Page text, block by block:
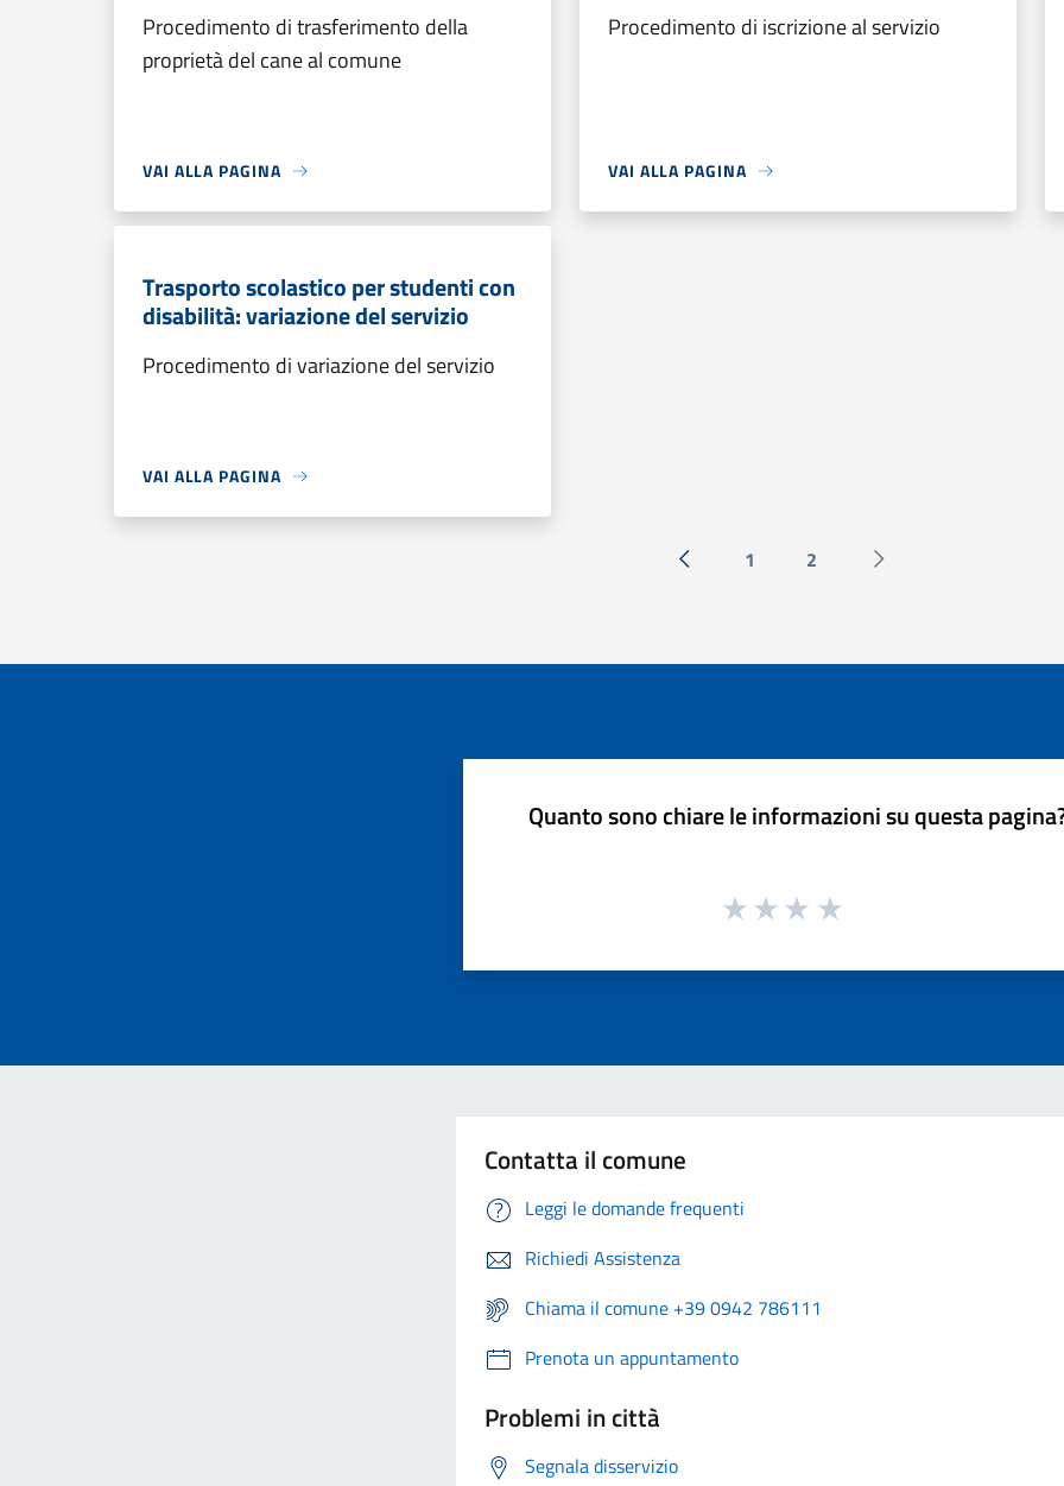
Procedimento di trasferimento della
proprietà del cane al comune
VAI ALLA PAGINA
Procedimento di iscrizione al servizio
VAI ALLA PAGINA
Trasporto scolastico per studenti con
disabilità: variazione del servizio
Procedimento di variazione del servizio
VAI ALLA PAGINA
« Precedente
1 2
Successiva »
Quanto sono chiare le informazioni su questa
Contatta il comune
Leggi le domande frequenti
Richiedi Assistenza
Chiama il comune +39 0942 786111
Prenota un appuntamento
Problemi in città
Segnala disservizio